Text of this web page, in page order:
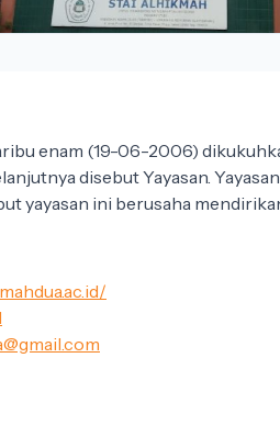
enam (19-06-2006)
disebut Yayasan.
yayasan ini berusaha